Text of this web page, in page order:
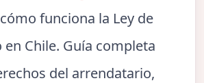
funciona la Ley de
Chile. Guía completa
del arrendatario,